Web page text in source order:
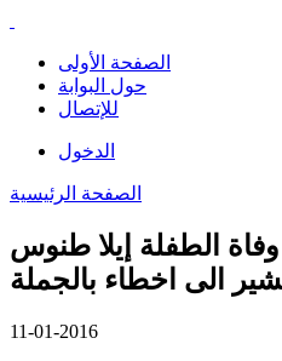
الصفحة الأولى
حول البوابة
للإتصال
الدخول
الصفحة الرئيسية
الطفلة إيلا طنوس
الى اخطاء بالجملة
11-01-2016